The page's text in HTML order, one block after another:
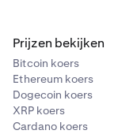
Prijzen bekijken
Bitcoin koers
Ethereum koers
Dogecoin koers
XRP koers
Cardano koers